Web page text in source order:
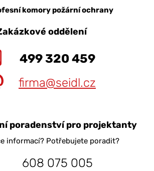
komory požární ochrany
oddělení
499 320 459
firma@seidl.cz
poradenství pro projektanty
informací? Potřebujete poradit?
608 075 005